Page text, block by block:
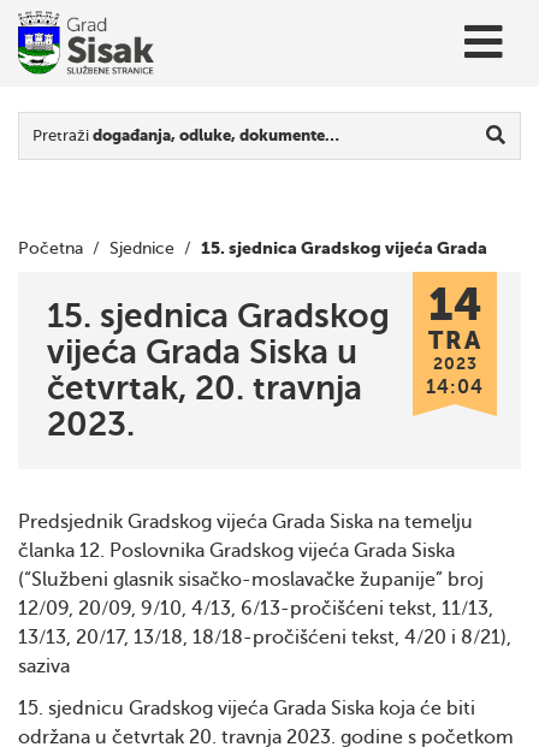
Pretraži događanja, odluke, dokumente…
Početna / Sjednice / 15. sjednica Gradskog vijeća Grada
15. sjednica Gradskog
vijeća Grada Siska u
četvrtak, 20. travnja
2023.
14
TRA
2023
14:04
Predsjednik Gradskog vijeća Grada Siska na temelju
članka 12. Poslovnika Gradskog vijeća Grada Siska
(“Službeni glasnik sisačko-moslavačke županije” broj
12/09, 20/09, 9/10, 4/13, 6/13-pročišćeni tekst, 11/13,
13/13, 20/17, 13/18, 18/18-pročišćeni tekst, 4/20 i 8/21),
saziva
15. sjednicu Gradskog vijeća Grada Siska koja će biti
održana u četvrtak 20. travnja 2023. godine s početkom